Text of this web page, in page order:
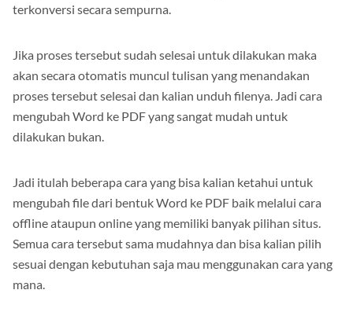
terkonversi secara sempurna.
Jika proses tersebut sudah selesai untuk dilakukan maka
akan secara otomatis muncul tulisan yang menandakan
proses tersebut selesai dan kalian unduh filenya. Jadi cara
mengubah Word ke PDF yang sangat mudah untuk
dilakukan bukan.
Jadi itulah beberapa cara yang bisa kalian ketahui untuk
mengubah file dari bentuk Word ke PDF baik melalui cara
offline ataupun online yang memiliki banyak pilihan situs.
Semua cara tersebut sama mudahnya dan bisa kalian pilih
sesuai dengan kebutuhan saja mau menggunakan cara yang
mana.